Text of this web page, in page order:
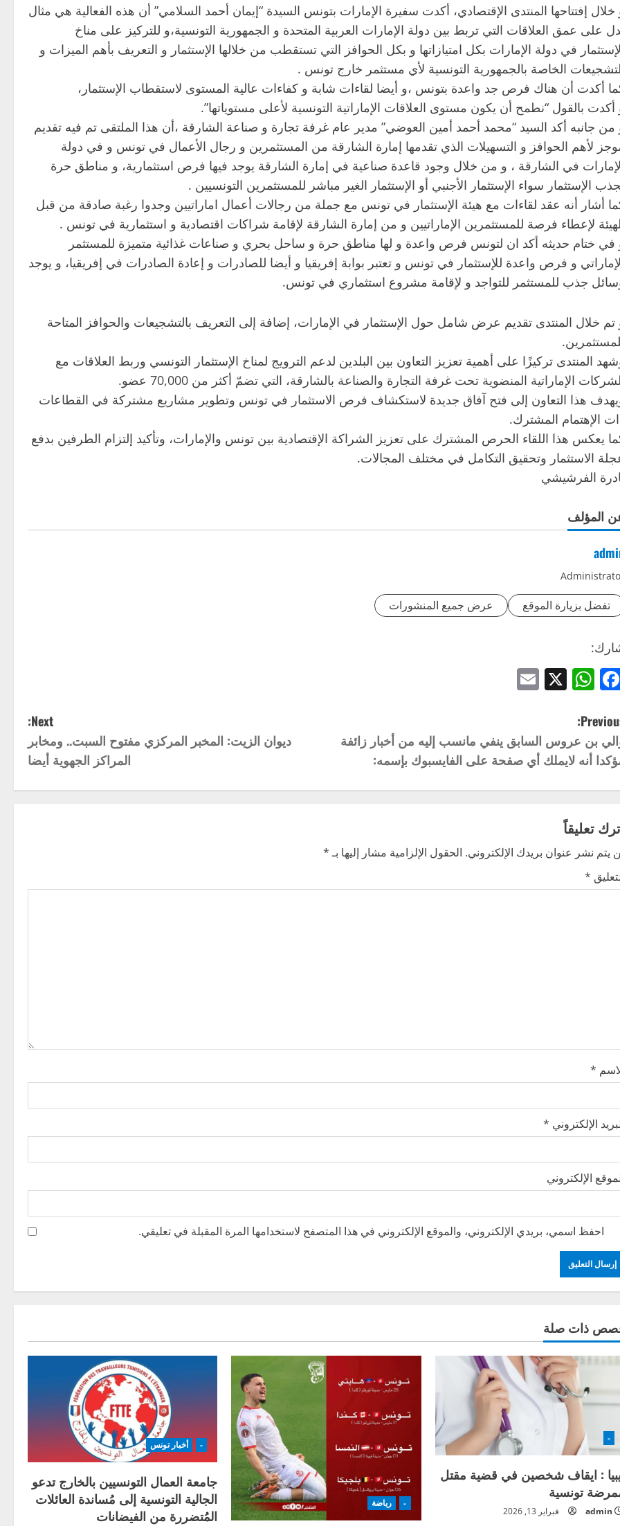
خلال إفتتاحها المنتدى الإقتصادي، أكدت سفيرة الإمارات بتونس السيدة “إيمان أحمد السلامي” أن هذه الفعالية هي مثال
على عمق العلاقات التي تربط بين دولة الإمارات العربية المتحدة و الجمهورية التونسية،و للتركيز على مناخ
في دولة الإمارات بكل امتيازاتها و بكل الحوافز التي تستقطب من خلالها الإستثمار و التعريف بأهم الميزات و
الخاصة بالجمهورية التونسية لأي مستثمر خارج تونس .
أكدت أن هناك فرص جد واعدة بتونس ،و أيضا لقاءات شابة و كفاءات عالية المستوى لاستقطاب الإستثمار،
أكدت بالقول “نطمح أن يكون مستوى العلاقات الإماراتية التونسية لأعلى مستوياتها”.
من جانبه أكد السيد “محمد أحمد أمين العوضي” مدير عام غرفة تجارة و صناعة الشارقة ،أن هذا الملتقى تم فيه تقديم
لأهم الحوافز و التسهيلات الذي تقدمها إمارة الشارقة من المستثمرين و رجال الأعمال في تونس و في دولة
في الشارقة ، و من خلال وجود قاعدة صناعية في إمارة الشارقة يوجد فيها فرص استثمارية، و مناطق حرة
الإستثمار سواء الإستثمار الأجنبي أو الإستثمار الغير مباشر للمستثمرين التونسيين .
أشار أنه عقد لقاءات مع هيئة الإستثمار في تونس مع جملة من رجالات أعمال اماراتيين وجدوا رغبة صادقة من قبل
لإعطاء فرصة للمستثمرين الإماراتيين و من إمارة الشارقة لإقامة شراكات اقتصادية و استثمارية في تونس .
في ختام حديثه أكد ان لتونس فرص واعدة و لها مناطق حرة و ساحل بحري و صناعات غذائية متميزة للمستثمر
و فرص واعدة للإستثمار في تونس و تعتبر بوابة إفريقيا و أيضا للصادرات و إعادة الصادرات في إفريقيا، و يوجد
جذب للمستثمر للتواجد و لإقامة مشروع استثماري في تونس.
تم خلال المنتدى تقديم عرض شامل حول الإستثمار في الإمارات، إضافة إلى التعريف بالتشجيعات والحوافز المتاحة
المنتدى تركيزًا على أهمية تعزيز التعاون بين البلدين لدعم الترويج لمناخ الإستثمار التونسي وربط العلاقات مع
الإماراتية المنضوية تحت غرفة التجارة والصناعة بالشارقة، التي تضمّ أكثر من 70,000 عضو.
هذا التعاون إلى فتح آفاق جديدة لاستكشاف فرص الاستثمار في تونس وتطوير مشاريع مشتركة في القطاعات
الإهتمام المشترك.
يعكس هذا اللقاء الحرص المشترك على تعزيز الشراكة الإقتصادية بين تونس والإمارات، وتأكيد إلتزام الطرفين بدفع
الاستثمار وتحقيق التكامل في مختلف المجالات.
الفرشيشي
المؤلف
تفضل بزيارة الموقع عرض جميع المنشورات
Facebook
WhatsApp
X
بن عروس السابق ينفي مانسب إليه من أخبار زائفة
أنه لايملك أي صفحة على الفايسبوك بإسمه:
Next:
ديوان الزيت: المخبر المركزي مفتوح السبت.. ومخابر
المراكز الجهوية أيضا
تعليقاً
يتم نشر عنوان بريدك الإلكتروني. الحقول الإلزامية مشار إليها بـ*
*
*
الإلكتروني *
الإلكتروني
احفظ اسمي، بريدي الإلكتروني، والموقع الإلكتروني في هذا المتصفح لاستخدامها المرة المقبلة في تعليقي.
ذات صلة
-
: ايقاف شخصين في قضية مقتل
تونسية
admin فبراير 13, 2026
- رياضة
- أخبار تونس
جامعة العمال التونسيين بالخارج تدعو
الجالية التونسية إلى مُساندة العائلات
المُتضررة من الفيضانات